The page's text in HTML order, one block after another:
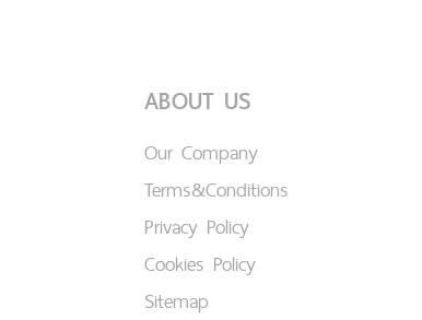
ABOUT US
Our Company
Terms&Conditions
Privacy Policy
Cookies Policy
Sitemap